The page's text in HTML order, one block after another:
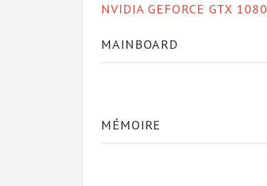
NVIDIA GEFORCE GTX 1080
MAINBOARD
MÉMOIRE